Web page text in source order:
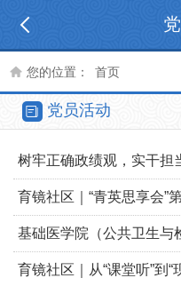
您的位置： 首页
党员活动
树牢正确政绩观，实干担
育镜社区｜“青英思享会”
讲那血与火的故事
基础医学院（公共卫生与
部开展第6期“以镜促进，
育镜社区｜从“课堂听”到“